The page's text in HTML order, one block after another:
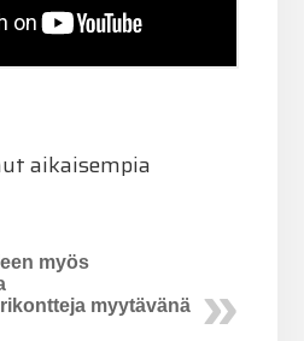
aikaisempia
myös
myytävänä